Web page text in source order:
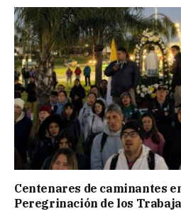
Centenares de caminantes
Peregrinación de los